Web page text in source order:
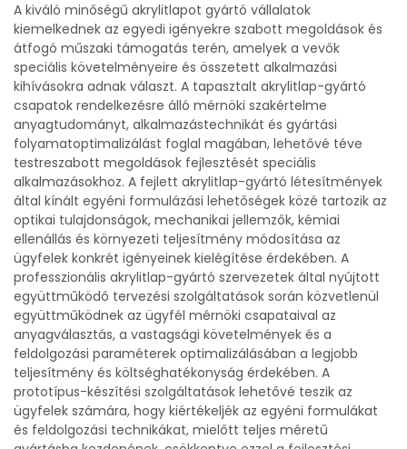
A kiváló minőségű akrylitlapot gyártó vállalatok
kiemelkednek az egyedi igényekre szabott megoldások és
átfogó műszaki támogatás terén, amelyek a vevők
speciális követelményeire és összetett alkalmazási
kihívásokra adnak választ. A tapasztalt akrylitlap-gyártó
csapatok rendelkezésre álló mérnöki szakértelme
anyagtudományt, alkalmazástechnikát és gyártási
folyamatoptimalizálást foglal magában, lehetővé téve
testreszabott megoldások fejlesztését speciális
alkalmazásokhoz. A fejlett akrylitlap-gyártó létesítmények
által kínált egyéni formulázási lehetőségek közé tartozik az
optikai tulajdonságok, mechanikai jellemzők, kémiai
ellenállás és környezeti teljesítmény módosítása az
ügyfelek konkrét igényeinek kielégítése érdekében. A
professzionális akrylitlap-gyártó szervezetek által nyújtott
együttműködő tervezési szolgáltatások során közvetlenül
együttműködnek az ügyfél mérnöki csapataival az
anyagválasztás, a vastagsági követelmények és a
feldolgozási paraméterek optimalizálásában a legjobb
teljesítmény és költséghatékonyság érdekében. A
prototípus-készítési szolgáltatások lehetővé teszik az
ügyfelek számára, hogy kiértékeljék az egyéni formulákat
és feldolgozási technikákat, mielőtt teljes méretű